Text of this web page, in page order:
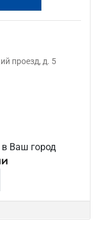
проезд, д. 5
в Ваш город